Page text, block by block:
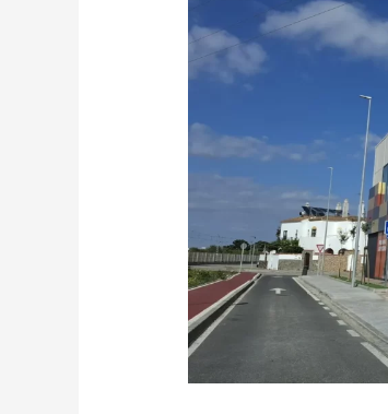
PSOE
REAL
ALEGRA
NUEVA
ZONA
COMERCIAL
GESTIONADA
AL